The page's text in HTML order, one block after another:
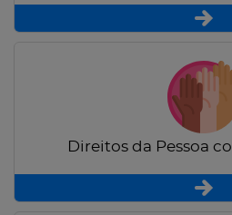
Direitos da Pessoa